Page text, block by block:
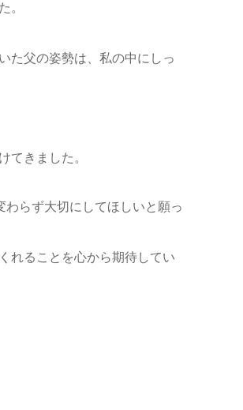
。
た父の姿勢は、私の中にしっ
てきました。
わらず大切にしてほしいと願っ
れることを心から期待してい